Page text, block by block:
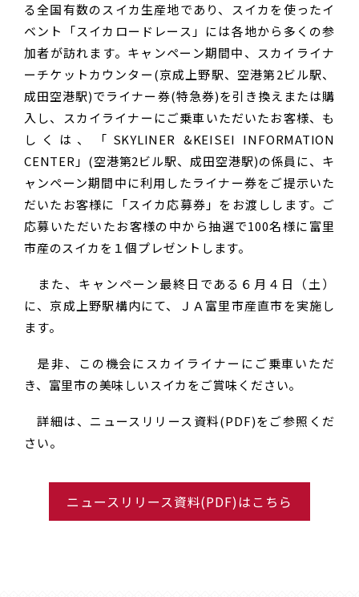
る全国有数のスイカ生産地であり、スイカを使ったイ
ベント「スイカロードレース」には各地から多くの参
加者が訪れます。キャンペーン期間中、スカイライナ
ーチケットカウンター(京成上野駅、空港第2ビル駅、
成田空港駅)でライナー券(特急券)を引き換えまたは購
入し、スカイライナーにご乗車いただいたお客様、も
しくは、「SKYLINER &KEISEI INFORMATION
CENTER」(空港第2ビル駅、成田空港駅)の係員に、キ
ャンペーン期間中に利用したライナー券をご提示いた
だいたお客様に「スイカ応募券」をお渡しします。ご
応募いただいたお客様の中から抽選で100名様に富里
市産のスイカを１個プレゼントします。
また、キャンペーン最終日である６月４日（土）
に、京成上野駅構内にて、ＪＡ富里市産直市を実施し
ます。
是非、この機会にスカイライナーにご乗車いただ
き、富里市の美味しいスイカをご賞味ください。
詳細は、ニュースリリース資料(PDF)をご参照くだ
さい。
ニュースリリース資料(PDF)はこちら